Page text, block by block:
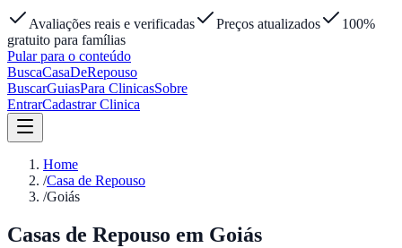
Avaliações reais e verificadas Preços atualizados
100%
gratuito para famílias
Pular para o conteúdo
BuscaCasaDeRepouso
BuscarGuiasPara ClinicasSobre
EntrarCadastrar Clinica
Home
/Casa de Repouso
/Goiás
Casas de Repouso em Goiás